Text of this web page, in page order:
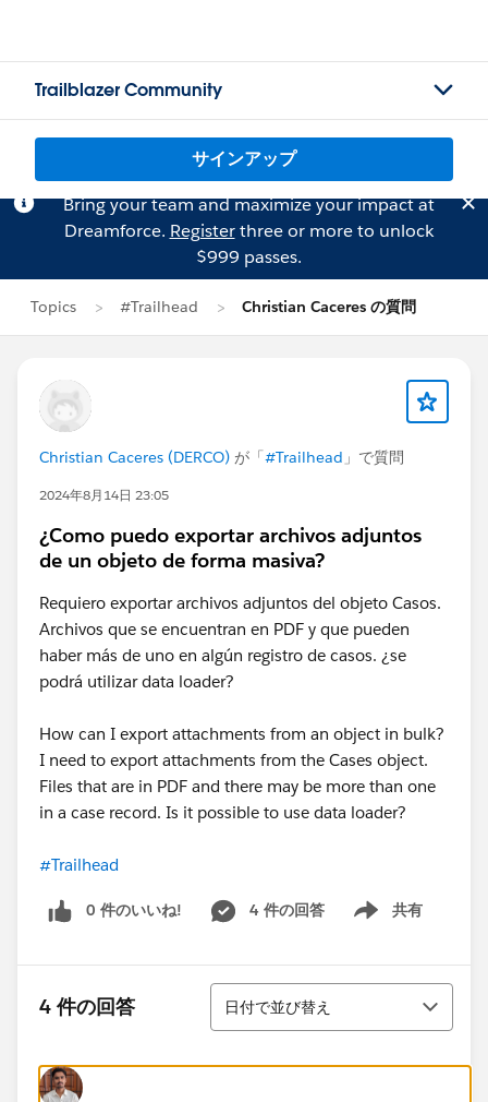
Trailblazer Community
サインアップ
Bring your team and maximize your impact at
Dreamforce. Registerthree or more to unlock
$999 passes.
Topics #Trailhead Christian Caceres の質問
Christian Caceres (DERCO) が「#Trailhead 」で質問
2024年8月14日 23:05
¿Como puedo exportar archivos adjuntos
de un objeto de forma masiva?
Requiero exportar archivos adjuntos del objeto Casos.
Archivos que se encuentran en PDF y que pueden
haber más de uno en algún registro de casos. ¿se
podrá utilizar data loader?
How can I export attachments from an object in bulk?
I need to export attachments from the Cases object.
Files that are in PDF and there may be more than one
in a case record. Is it possible to use data loader?
#Trailhead
0 件のいいね! 4 件の回答 共有
Show menu
4 件の回答
並び替え
日付で並び替え